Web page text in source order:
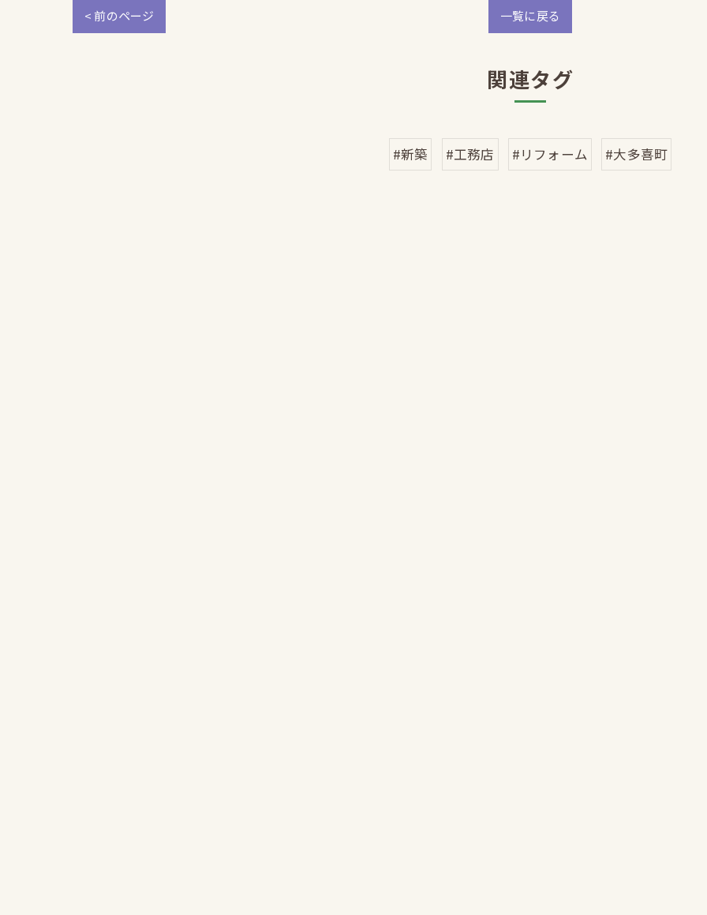
< 前のページ 一覧に戻る
関連タグ
#新築 #工務店 #リフォーム #大多喜町